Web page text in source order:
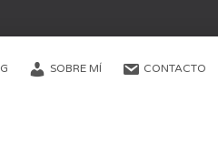
SOBRE MÍ CONTACTO